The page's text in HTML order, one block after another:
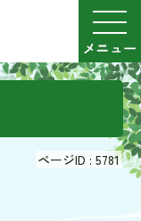
ページID : 5781